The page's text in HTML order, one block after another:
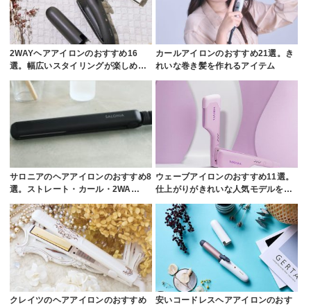
2WAYヘアアイロンのおすすめ16
選。幅広いスタイリングが楽しめ…
カールアイロンのおすすめ21選。き
れいな巻き髪を作れるアイテム
サロニアのヘアアイロンのおすすめ8
選。ストレート・カール・2WA…
ウェーブアイロンのおすすめ11選。
仕上がりがきれいな人気モデルを…
クレイツのヘアアイロンのおすすめ
安いコードレスヘアアイロンのおす